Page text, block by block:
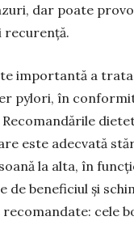
dar poate
recurență.
importantă a
pylori, în
este adecvată
la alta, în
de beneficiul și
cele